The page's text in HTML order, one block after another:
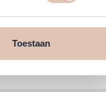
Toestaan